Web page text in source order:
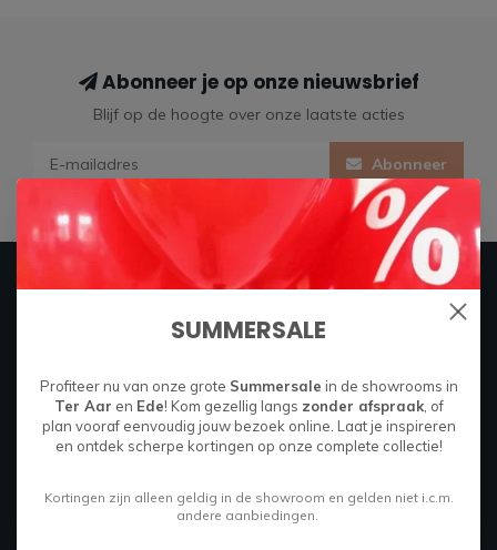
Abonneer je op onze nieuwsbrief
Blijf op de hoogte over onze laatste acties
Abonneer
Firma Hout & Staal
Boylestraat 26C
6718 XM
085 049 9714
SUMMERSALE
Profiteer nu van onze grote Summersale in de showrooms in
Ter Aar en Ede! Kom gezellig langs zonder afspraak, of
plan vooraf eenvoudig jouw bezoek online. Laat je inspireren
en ontdek scherpe kortingen op onze complete collectie!
Kortingen zijn alleen geldig in de showroom en gelden niet i.c.m.
andere aanbiedingen.